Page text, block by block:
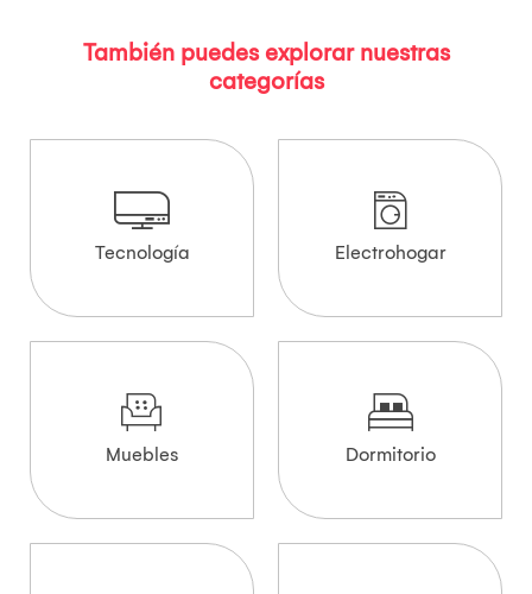
También puedes explorar nuestras
categorías
Tecnología Electrohogar
Muebles Dormitorio